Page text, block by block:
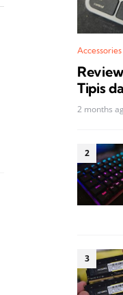
Accessories
Tipis
2 months